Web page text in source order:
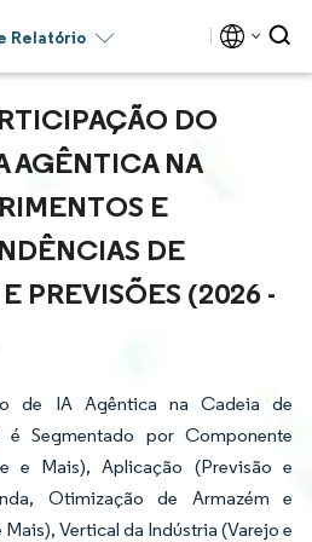
Relatório
DO
AGÊNTICA NA
E
DE
PREVISÕES (2026 -
de IA Agêntica na Cadeia de
Segmentado por Componente
e Mais), Aplicação (Previsão e
Otimização de Armazém e
Vertical da Indústria (Varejo e